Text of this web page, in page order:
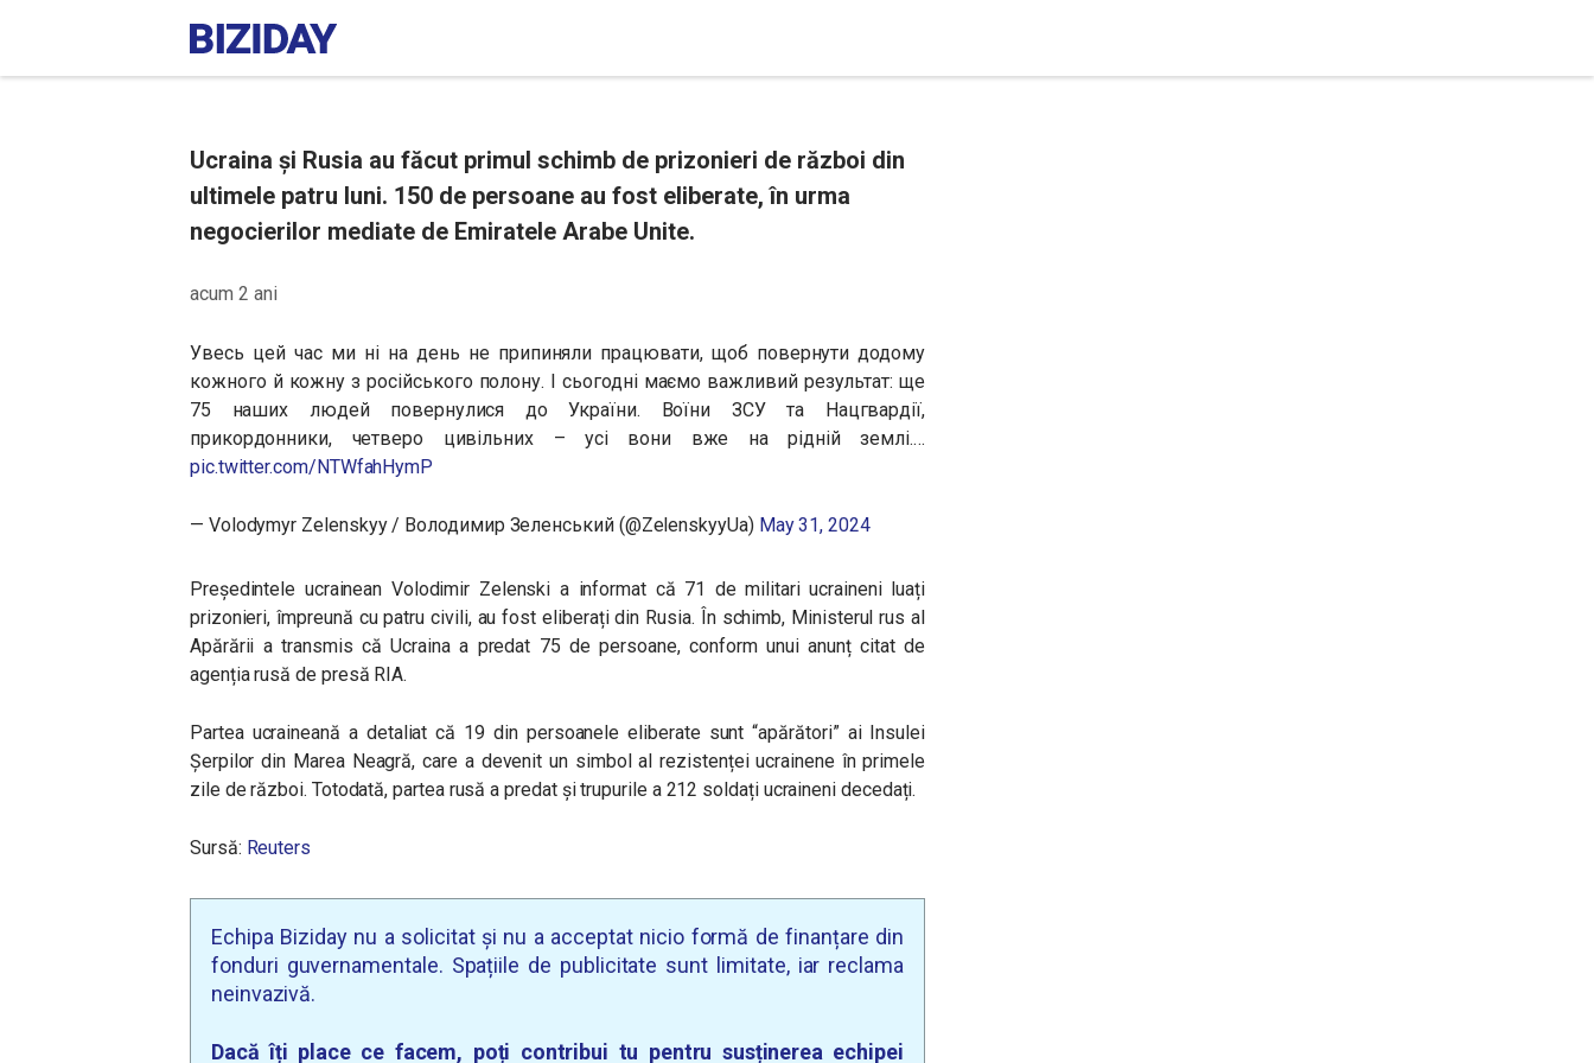
Ucraina și Rusia au făcut primul schimb de prizonieri de război din
ultimele patru luni. 150 de persoane au fost eliberate, în urma
negocierilor mediate de Emiratele Arabe Unite.
acum 2 ani
Увесь цей час ми ні на день не припиняли працювати, щоб повернути додому
кожного й кожну з російського полону. І сьогодні маємо важливий результат: ще
75 наших людей повернулися до України. Воїни ЗСУ та Нацгвардії,
прикордонники, четверо цивільних – усі вони вже на рідній землі.…
pic.twitter.com/NTWfahHymP
— Volodymyr Zelenskyy / Володимир Зеленський (@ZelenskyyUa) May 31, 2024
Președintele ucrainean Volodimir Zelenski a informat că 71 de militari ucraineni luați
prizonieri, împreună cu patru civili, au fost eliberați din Rusia. În schimb, Ministerul rus al
Apărării a transmis că Ucraina a predat 75 de persoane, conform unui anunț citat de
agenția rusă de presă RIA.
Partea ucraineană a detaliat că 19 din persoanele eliberate sunt “apărători” ai Insulei
Șerpilor din Marea Neagră, care a devenit un simbol al rezistenței ucrainene în primele
zile de război. Totodată, partea rusă a predat și trupurile a 212 soldați ucraineni decedați.
Sursă: Reuters
Echipa Biziday nu a solicitat și nu a acceptat nicio formă de finanțare din
fonduri guvernamentale. Spațiile de publicitate sunt limitate, iar reclama
neinvazivă.
Dacă îți place ce facem, poți contribui tu pentru susținerea echipei